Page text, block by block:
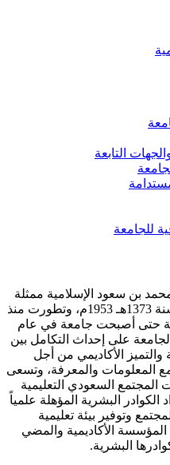
التابعة
للجامعة
بن سعود الإسلامية ممثلة
في كلية الشريعة في سنة 1373هـ 1953م، وتطورت منذ
حتى أصبحت جامعة في عام
وتقوم الجامعة على إحداث التكامل بين
والتميز الأكاديمي من أجل
المعلومات والمعرفة، وتسعى
المجتمع السعودي التعليمية
الكوادر البشرية المؤهلة علمياً
وتوفير بيئة تعليمية
المؤسسة الأكاديمية والمضي
البشرية.